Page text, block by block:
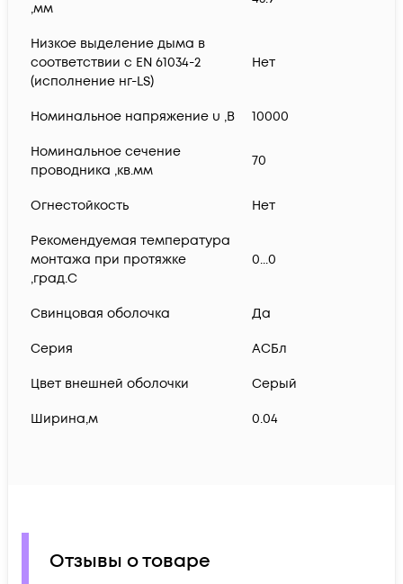
,мм
Низкое выделение дыма в
соответствии с EN 61034-2
(исполнение нг-LS)
Нет
Номинальное напряжение u ,В 10000
Номинальное сечение
проводника ,кв.мм
70
Огнестойкость Нет
Рекомендуемая температура
монтажа при протяжке
,град.C
0...0
Свинцовая оболочка Да
Серия АСБл
Цвет внешней оболочки Серый
Ширина,м 0.04
Отзывы о товаре